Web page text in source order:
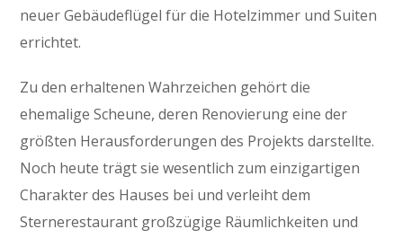
neuer Gebäudeflügel für die Hotelzimmer und Suiten
errichtet.
Zu den erhaltenen Wahrzeichen gehört die
ehemalige Scheune, deren Renovierung eine der
größten Herausforderungen des Projekts darstellte.
Noch heute trägt sie wesentlich zum einzigartigen
Charakter des Hauses bei und verleiht dem
Sternerestaurant großzügige Räumlichkeiten und